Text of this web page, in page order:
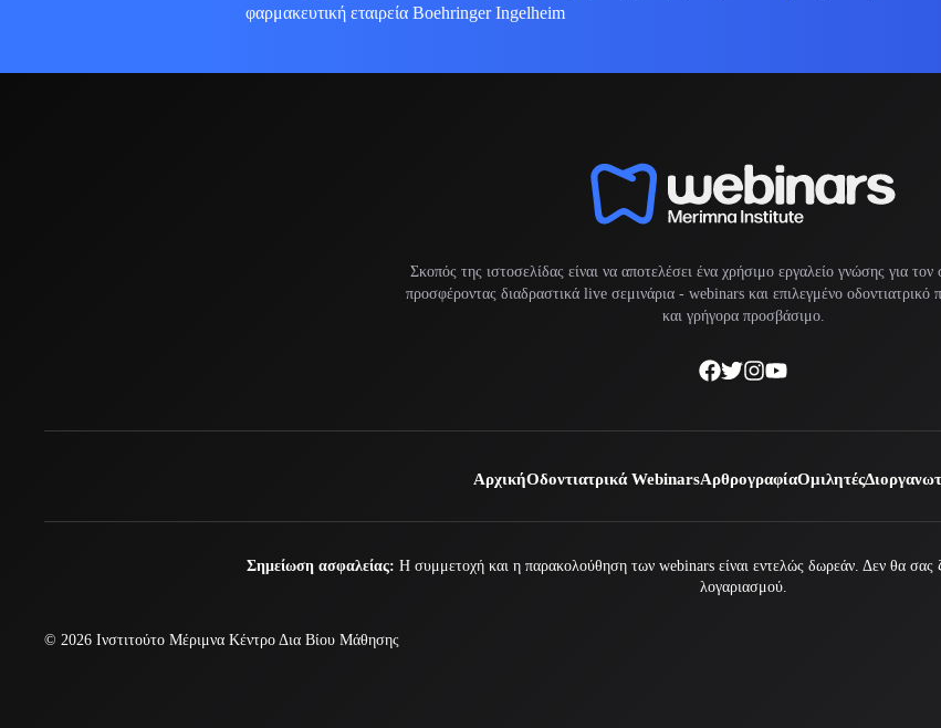
φαρμακευτική εταιρεία Boehringer Ingelheim
Σκοπός της ιστοσελίδας είναι να αποτελέσει ένα χρήσιμο εργαλείο γνώσης για τον
προσφέροντας διαδραστικά live σεμινάρια - webinarsκαι επιλεγμένο
και γρήγορα προσβάσιμο.
ΑρχικήΟδοντιατρικά WebinarsΑρθρογραφίαΟμιλητές
Σημείωση ασφαλείας: Η συμμετοχή και η παρακολούθηση των webinars είναι εντελώς δωρεάν. Δεν θα σας
λογαριασμού.
© 2026Ινστιτούτο Μέριμνα Κέντρο Δια Βίου Μάθησης